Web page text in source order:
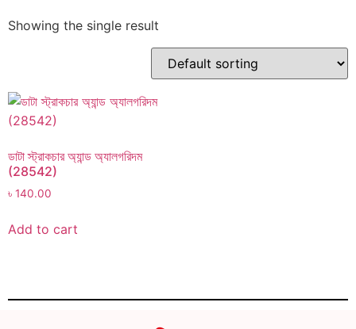
Showing the single result
ডাটা স্ট্রাকচার অ্যান্ড অ্যালগরিদম
(28542)
৳ 140.00
Add to cart